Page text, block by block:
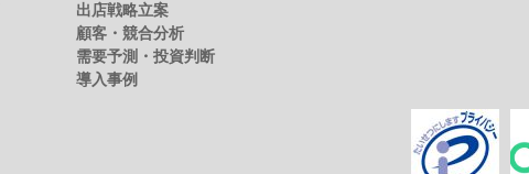
出店戦略立案
顧客・競合分析
需要予測・投資判断
導入事例